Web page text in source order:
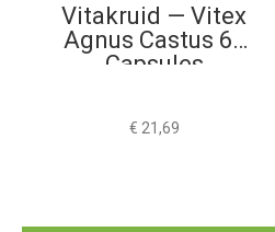
Vitakruid — Vitex
Agnus Castus 60
Capsules
€ 21,69